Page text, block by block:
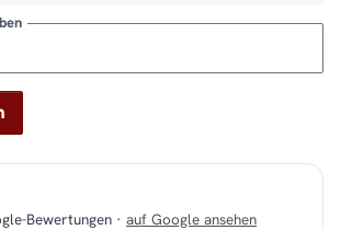
Bewertungen · auf Google ansehen